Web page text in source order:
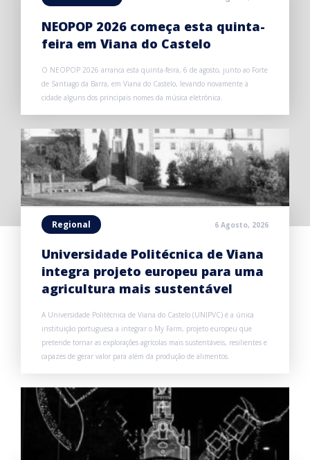
NEOPOP 2026 começa esta quinta-
feira em Viana do Castelo
O NEOPOP 2026 arranca esta quinta-feira, 6 de agosto, junto ao Forte
de Santiago da Barra, em Viana do Castelo, levando novamente à
cidade alguns dos principais nomes da música eletrónica.
Regional 6 Agosto, 2026
Universidade Politécnica de Viana
integra projeto europeu para uma
agricultura mais sustentável
A Universidade Politécnica de Viana do Castelo (UNIPVC) é a única
instituição portuguesa a integrar o My Farm, projeto europeu que
pretende tornar as explorações agrícolas mais sustentáveis, resilientes e
capazes de gerar valor para além da produção de alimentos.